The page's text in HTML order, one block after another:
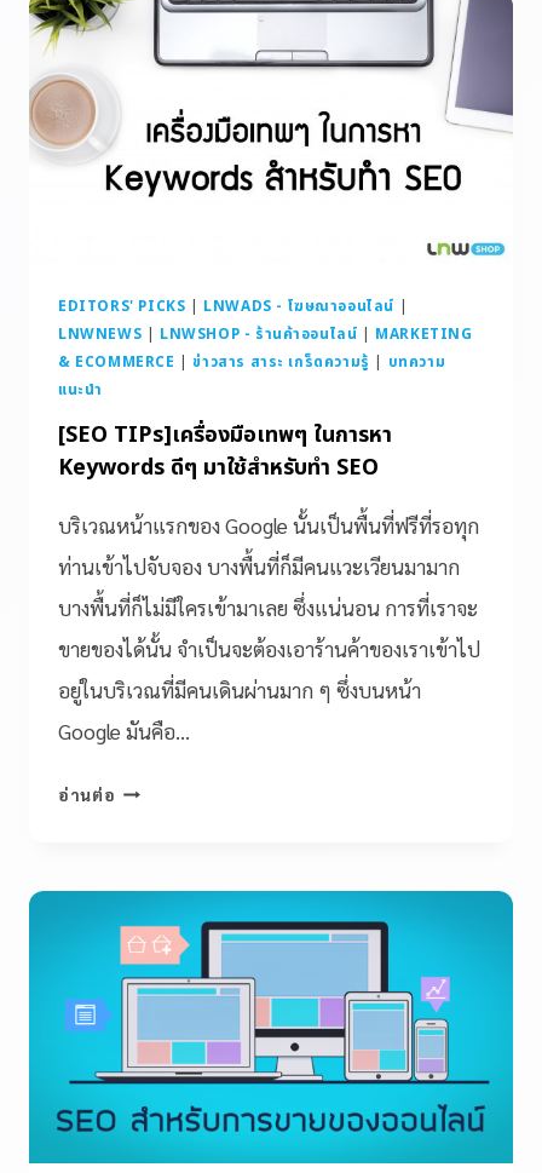
EDITORS' PICKS | LNWADS - โฆษณาออนไลน์ |
LNWNEWS | LNWSHOP - ร้านค้าออนไลน์ | MARKETING
& ECOMMERCE |ข่าวสาร สาระ เกร็ดความรู้ | บทความ
แนะนำ
[SEO TIPs]เครื่องมือเทพๆ ในการหา
Keywords ดีๆ มาใช้สำหรับทำ SEO
บริเวณหน้าแรกของ Google นั้นเป็นพื้นที่ฟรีที่รอทุก
ท่านเข้าไปจับจอง บางพื้นที่ก็มีคนแวะเวียนมามาก
บางพื้นที่ก็ไม่มีใครเข้ามาเลย ซึ่งแน่นอน การที่เราจะ
ขายของได้นั้น จำเป็นจะต้องเอาร้านค้าของเราเข้าไป
อยู่ในบริเวณที่มีคนเดินผ่านมาก ๆ ซึ่งบนหน้า
Google มันคือ…
อ่านต่อ